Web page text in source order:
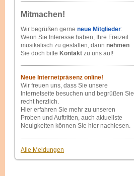
Mitmachen!
Wir begrüßen gerne neue Mitglieder:
Wenn Sie Interesse haben, Ihre Freizeit
musikalisch zu gestalten, dann nehmen
Sie doch bitte Kontakt zu uns auf!
Neue Internetpräsenz online!
Wir freuen uns, dass Sie unsere
Internetseite besuchen und begrüßen Sie
recht herzlich.
Hier erfahren Sie mehr zu unseren
Proben und Auftritten, auch aktuellste
Neuigkeiten können Sie hier nachlesen.
Alle Meldungen